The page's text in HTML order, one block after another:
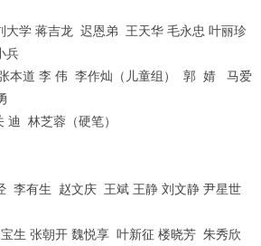
学 蒋吉龙 迟恩弟 王天华 毛永忠 叶丽珍
兵
本道 李 伟 李作灿（儿童组） 郭 婧 马爱
林芝蓉（硬笔）
李有生 赵文庆 王斌 王静 刘文静 尹星世
生 张朝开 魏悦享 叶新征 楼晓芳 朱秀欣